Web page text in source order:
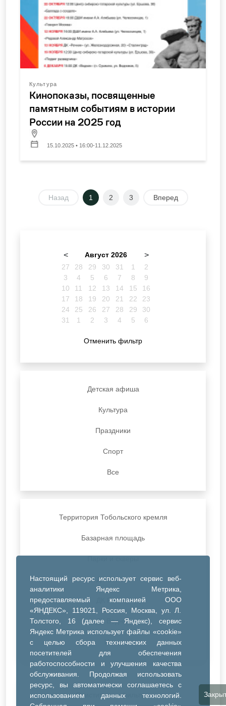
Настоящий ресурс использует сервис веб-
аналитики Яндекс Метрика,
предоставляемый компанией ООО
«ЯНДЕКС», 119021, Россия, Москва, ул. Л.
Толстого, 16 (далее — Яндекс), сервис
Яндекс Метрика использует файлы «cookie»
с целью сбора технических данных
посетителей для обеспечения
работоспособности и улучшения качества
обслуживания. Продолжая использовать
ресурс, вы автоматически соглашаетесь с
использованием данных технологий.
Культура
Кинопоказы, посвященные
памятным событиям в истории
России на 2025 год
15.10.2025 • 16:00-11.12.2025
Назад 1 2 3 Вперед
< Август 2026 >
27 28 29 30 31 1
2
3
4 5 6 7 8
9
10
11 12 13 14 15
16
17
18 19 20 21 22
23
24
25 26 27 28 29
30
31
1 2 3 4 5 6
Отменить фильтр
Детская афиша
Культура
Праздники
Спорт
Все
Территория Тобольского кремля
Базарная площадь
ДК Синтез
ДК Речник
ДК Водник
Иное
Очистить все фильтры